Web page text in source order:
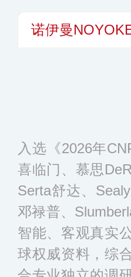
诺伊曼
入选《2026年
喜临门、慕思
Serta舒达、
邓禄普、
智能、客观真实
球权威资料，综